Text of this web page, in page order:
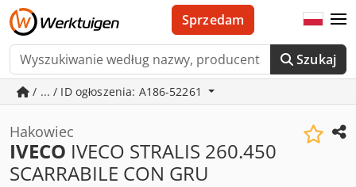
Szukaj
Sprzedam
/ ... / ID ogłoszenia: A186-52261
Hakowiec
IVECO IVECO STRALIS 260.450
SCARRABILE CON GRU